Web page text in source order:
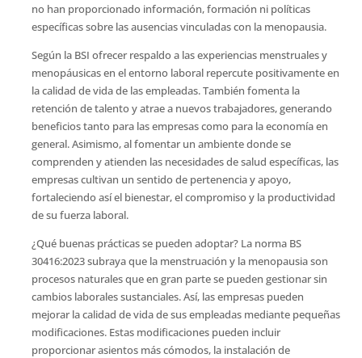
no han proporcionado información, formación ni políticas
específicas sobre las ausencias vinculadas con la menopausia.
Según la BSI ofrecer respaldo a las experiencias menstruales y
menopáusicas en el entorno laboral repercute positivamente en
la calidad de vida de las empleadas. También fomenta la
retención de talento y atrae a nuevos trabajadores, generando
beneficios tanto para las empresas como para la economía en
general. Asimismo, al fomentar un ambiente donde se
comprenden y atienden las necesidades de salud específicas, las
empresas cultivan un sentido de pertenencia y apoyo,
fortaleciendo así el bienestar, el compromiso y la productividad
de su fuerza laboral.
¿Qué buenas prácticas se pueden adoptar? La norma BS
30416:2023 subraya que la menstruación y la menopausia son
procesos naturales que en gran parte se pueden gestionar sin
cambios laborales sustanciales. Así, las empresas pueden
mejorar la calidad de vida de sus empleadas mediante pequeñas
modificaciones. Estas modificaciones pueden incluir
proporcionar asientos más cómodos, la instalación de